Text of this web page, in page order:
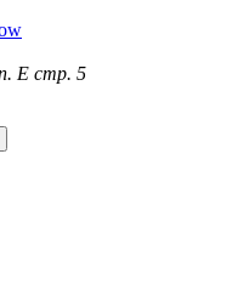
E стр. 5